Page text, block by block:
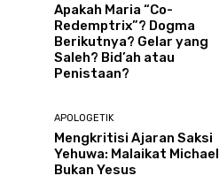
Apakah Maria “Co-
Redemptrix”? Dogma
Berikutnya? Gelar yang
Saleh? Bid’ah atau
Penistaan?
APOLOGETIK
Mengkritisi Ajaran Saksi
Yehuwa: Malaikat Michael
Bukan Yesus